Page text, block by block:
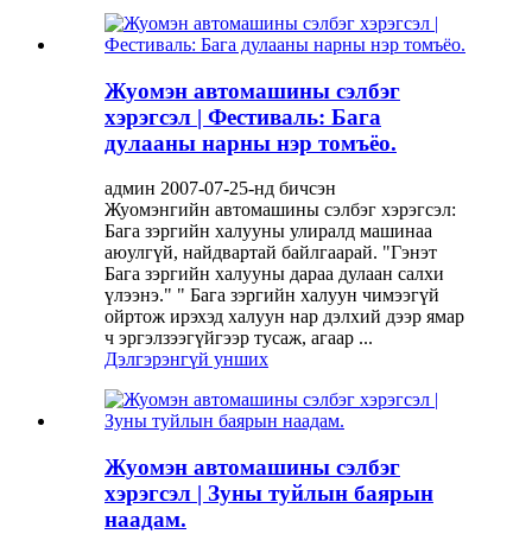
Жуомэн автомашины сэлбэг
хэрэгсэл | Фестиваль: Бага
дулааны нарны нэр томъёо.
админ 2007-07-25-нд бичсэн
Жуомэнгийн автомашины сэлбэг хэрэгсэл:
Бага зэргийн халууны улиралд машинаа
аюулгүй, найдвартай байлгаарай. "Гэнэт
Бага зэргийн халууны дараа дулаан салхи
үлээнэ." " Бага зэргийн халуун чимээгүй
ойртож ирэхэд халуун нар дэлхий дээр ямар
ч эргэлзээгүйгээр тусаж, агаар ...
Дэлгэрэнгүй унших
Жуомэн автомашины сэлбэг
хэрэгсэл | Зуны туйлын баярын
наадам.